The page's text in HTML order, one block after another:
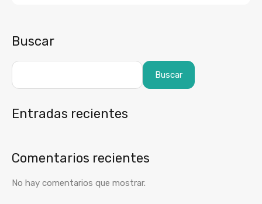
Buscar
Buscar
Entradas recientes
Comentarios recientes
No hay comentarios que mostrar.